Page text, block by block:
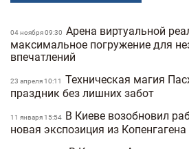
04 ноября 09:30 Арена виртуальной
максимальное погружение для
впечатлений
23 апреля 10:11
Техническая магия
праздник без лишних забот
11 января 15:54 В Киеве возобновил
новая экспозиция из Копенгагена